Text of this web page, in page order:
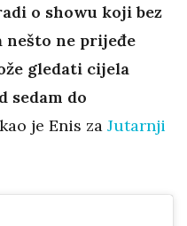
o showu koji bez
nešto ne prijeđe
gledati cijela
sedam do
je Enis za Jutarnji